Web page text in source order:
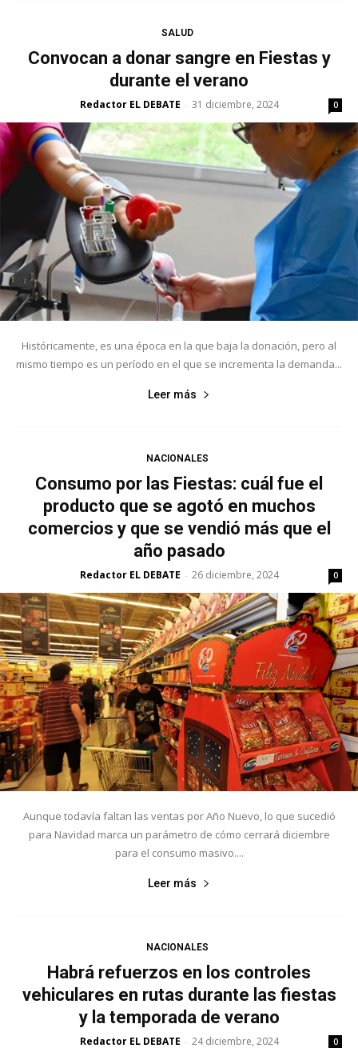
SALUD
Convocan a donar sangre en Fiestas y
durante el verano
Redactor EL DEBATE - 31 diciembre, 2024 0
Históricamente, es una época en la que baja la donación, pero al
mismo tiempo es un período en el que se incrementa la demanda...
Leer más
NACIONALES
Consumo por las Fiestas: cuál fue el
producto que se agotó en muchos
comercios y que se vendió más que el
año pasado
Redactor EL DEBATE - 26 diciembre, 2024 0
Aunque todavía faltan las ventas por Año Nuevo, lo que sucedió
para Navidad marca un parámetro de cómo cerrará diciembre
para el consumo masivo....
Leer más
NACIONALES
Habrá refuerzos en los controles
vehiculares en rutas durante las fiestas
y la temporada de verano
Redactor EL DEBATE - 24 diciembre, 2024 0